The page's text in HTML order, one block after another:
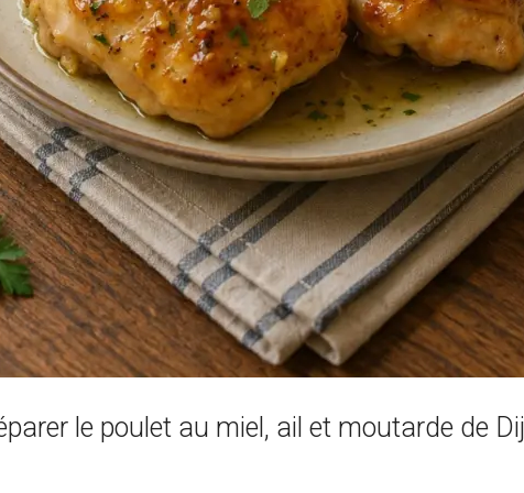
le poulet au miel, ail et moutarde de